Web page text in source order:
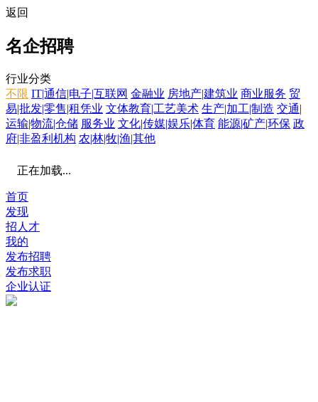
返回
名企招聘
行业分类
不限 IT|通信|电子|互联网 金融业 房地产|建筑业 商业服务 贸
易|批发|零售|租凭业 文体教育|工艺美术 生产|加工|制造 交通|
运输|物流|仓储 服务业 文化|传媒|娱乐|体育 能源|矿产|环保 政
府|非盈利机构 农|林|牧|渔|其他
正在加载...
首页
发现
招人才
我的
发布招聘
发布求职
企业认证